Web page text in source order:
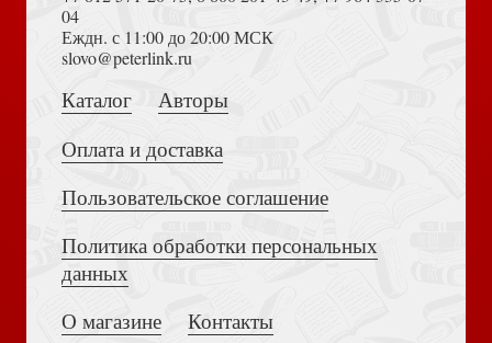
Михаил Калашников: «Я создавал оружие для защиты
Толкование на Апокалипсис (Тихоний Африканский)
Достоевский Ф.М. Сила и правда России (2024)
04
Еждн. с 11:00 до 20:00 МСК
slovo@peterlink.ru
Каталог
Авторы
Оплата и доставка
Пользовательское соглашение
Политика обработки персональных
данных
О магазине
Контакты